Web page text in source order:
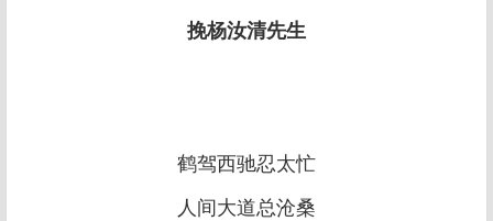
挽杨汝清先生
鹤驾西驰忍太忙
人间大道总沧桑